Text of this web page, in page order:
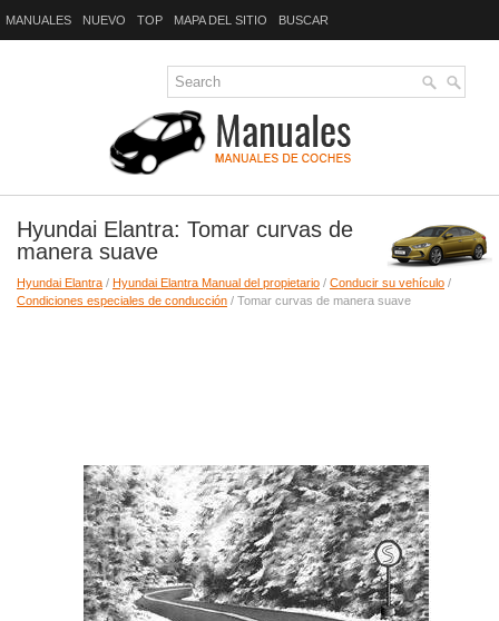
MANUALES NUEVO TOP MAPA DEL SITIO BUSCAR
Hyundai Elantra: Tomar curvas de
manera suave
Hyundai Elantra / Hyundai Elantra Manual del propietario / Conducir su vehículo /
Condiciones especiales de conducción / Tomar curvas de manera suave